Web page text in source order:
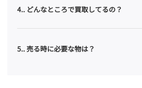
4. どんなところで買取してるの？
5. 売る時に必要な物は？